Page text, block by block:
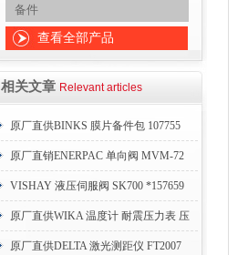
备件
查看全部产品
相关文章 Relevant articles
原厂直供BINKS 膜片备件包 107755
原厂直销ENERPAC 单向阀 MVM-72
VISHAY 液压伺服阀 SK700 *157659
原厂直供WIKA 温度计 耐震压力表 压
力开关 变送器
原厂直供DELTA 激光测距仪 FT2007